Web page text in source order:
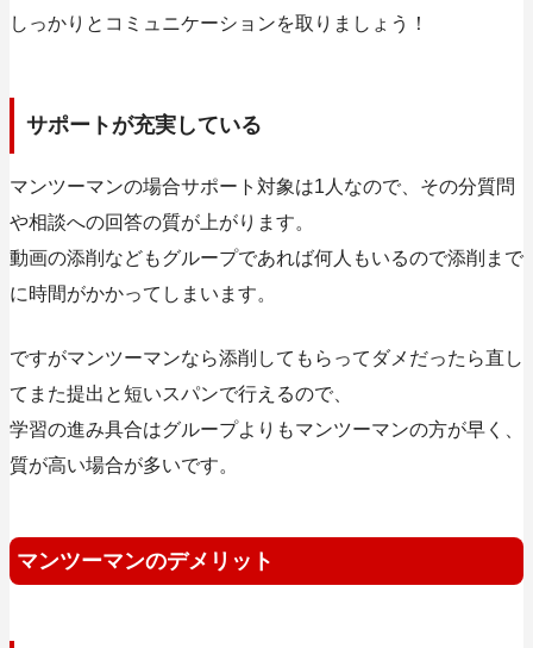
しっかりとコミュニケーションを取りましょう！
サポートが充実している
マンツーマンの場合サポート対象は1人なので、その分質問
や相談への回答の質が上がります。
動画の添削などもグループであれば何人もいるので添削まで
に時間がかかってしまいます。
ですがマンツーマンなら添削してもらってダメだったら直し
てまた提出と短いスパンで行えるので、
学習の進み具合はグループよりもマンツーマンの方が早く、
質が高い場合が多いです。
マンツーマンのデメリット